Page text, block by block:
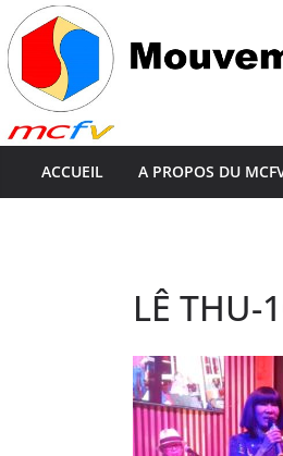
Passer
au
contenu
ACCUEIL A PROPOS DU
LÊ THU-